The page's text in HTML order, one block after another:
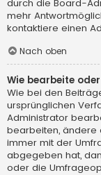
durch die Board-
mehr
kontaktiere einen
Nach oben
Wie bearbeite
Wie bei den
ursprünglichen
Administrator
bearbeiten, ändere
immer mit der
abgegeben hat,
oder die